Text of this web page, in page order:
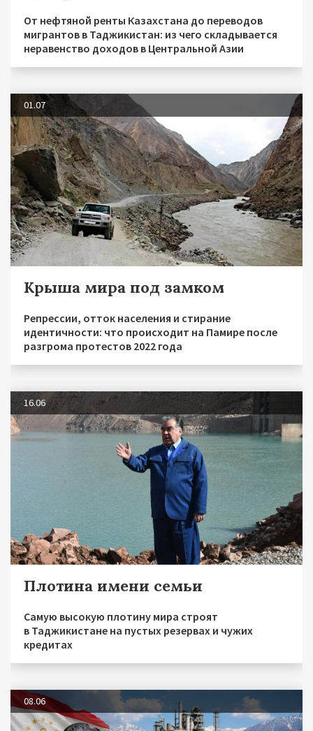
От нефтяной ренты Казахстана до переводов
мигрантов в Таджикистан: из чего складывается
неравенство доходов в Центральной Азии
01.07
Крыша мира под замком
Репрессии, отток населения и стирание
идентичности: что происходит на Памире после
разгрома протестов 2022 года
16.06
Плотина имени семьи
Самую высокую плотину мира строят
в Таджикистане на пустых резервах и чужих
кредитах
08.06